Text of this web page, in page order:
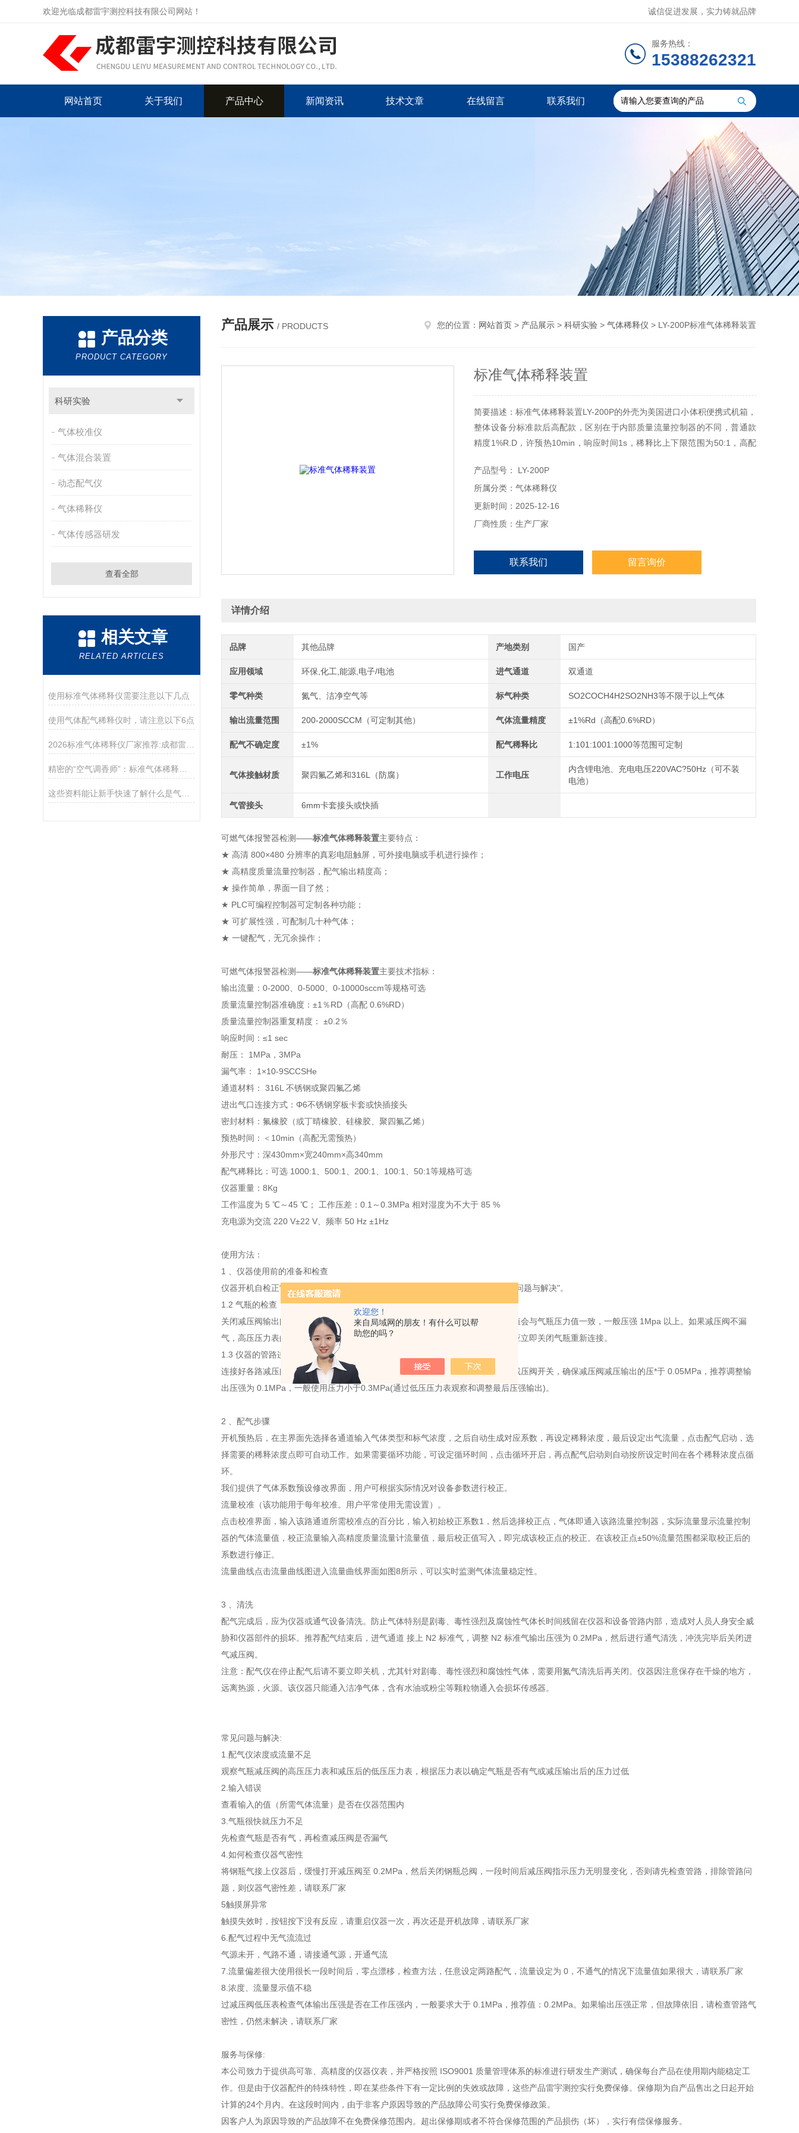
欢迎您！
来自局域网的朋友！有什么可以帮
助您的吗？
欢迎光临成都雷宇测控科技有限公司网站！ 诚信促进发展，实力铸就品牌
服务热线：
15388262321
网站首页 关于我们 产品中心 新闻资讯 技术文章 在线留言 联系我们
产品分类
PRODUCT CATEGORY
科研实验
气体校准仪
气体混合装置
动态配气仪
气体稀释仪
气体传感器研发
查看全部
相关文章
RELATED ARTICLES
使用标准气体稀释仪需要注意以下几点
使用气体配气稀释仪时，请注意以下6点
这些资料能让新手快速了解什么是气体稀释仪！
产品展示 / PRODUCTS 您的位置： 网站首页 > 产品展示 > 科研实验 > 气体稀释仪 > LY-200P标准气体稀释装置
标准气体稀释装置
简要描述：标准气体稀释装置LY-200P的外壳为美国进口小体积便携式机箱，
整体设备分标准款后高配款，区别在于内部质量流量控制器的不同，普通款
精度1%R.D，许预热10min，响应时间1s，稀释比上下限范围为50:1，高配
备可稀释多种标准气体，只需一台即可检测多种报警器，操作简单，自带校
准功能便于每年年检！
产品型号： LY-200P
所属分类：气体稀释仪
更新时间：2025-12-16
厂商性质：生产厂家
联系我们 留言询价
详情介绍
品牌 其他品牌 产地类别 国产
应用领域 环保,化工,能源,电子/电池 进气通道 双通道
零气种类 氮气、洁净空气等 标气种类 SO2COCH4H2SO2NH3等不限于以上气体
输出流量范围 200-2000SCCM（可定制其他） 气体流量精度 ±1%Rd（高配0.6%RD）
配气不确定度 ±1% 配气稀释比 1:101:1001:1000等范围可定制
气体接触材质 聚四氟乙烯和316L（防腐） 工作电压
内含锂电池、充电电压220VAC?50Hz（可不装
电池）
气管接头 6mm卡套接头或快插
可燃气体报警器检测——标准气体稀释装置主要特点：
★ 高清 800×480 分辨率的真彩电阻触屏，可外接电脑或手机进行操作；
★ 高精度质量流量控制器，配气输出精度高；
★ 操作简单，界面一目了然；
★ PLC可编程控制器可定制各种功能；
★ 可扩展性强，可配制几十种气体；
★ 一键配气，无冗余操作；
可燃气体报警器检测——标准气体稀释装置主要技术指标：
输出流量：0-2000、0-5000、0-10000sccm等规格可选
质量流量控制器准确度：±1％RD（高配 0.6%RD）
质量流量控制器重复精度： ±0.2％
响应时间：≤1 sec
耐压： 1MPa，3MPa
漏气率： 1×10-9SCCSHe
通道材料： 316L 不锈钢或聚四氟乙烯
进出气口连接方式：Φ6不锈钢穿板卡套或快插接头
密封材料：氟橡胶（或丁晴橡胶、硅橡胶、聚四氟乙烯）
预热时间：＜10min（高配无需预热）
外形尺寸：深430mm×宽240mm×高340mm
配气稀释比：可选 1000:1、500:1、200:1、100:1、50:1等规格可选
仪器重量：8Kg
工作温度为 5 ℃～45 ℃； 工作压差：0.1～0.3MPa 相对湿度为不大于 85 %
充电源为交流 220 V±22 V、频率 50 Hz ±1Hz
使用方法：
1 、仪器使用前的准备和检查
仪器开机自检正常后，通过触屏选择可直接进入配气界面。异常情况请参考“常见问题与解决"。
1.2 气瓶的检查
关闭减压阀输出阀，打开气瓶阀门，气瓶阀门打开后，减压阀高压压力表的压力值会与气瓶压力值一致，一般压强 1Mpa 以上。如果减压阀不漏
气，高压压力表的压力值会一直保持不变，有严重漏气时可听到明显的气流声，应立即关闭气瓶重新连接。
1.3 仪器的管路连接
连接好各路减压阀和仪器输入管路，并连接好仪器输出管路，然后缓缓开启每路减压阀开关，确保减压阀减压输出的压*于 0.05MPa，推荐调整输
出压强为 0.1MPa，一般使用压力小于0.3MPa(通过低压压力表观察和调整最后压强输出)。
2 、配气步骤
开机预热后，在主界面先选择各通道输入气体类型和标气浓度，之后自动生成对应系数，再设定稀释浓度，最后设定出气流量，点击配气启动，选
择需要的稀释浓度点即可自动工作。如果需要循环功能，可设定循环时间，点击循环开启，再点配气启动则自动按所设定时间在各个稀释浓度点循
环。
我们提供了气体系数预设修改界面，用户可根据实际情况对设备参数进行校正。
流量校准（该功能用于每年校准。用户平常使用无需设置）。
点击校准界面，输入该路通道所需校准点的百分比，输入初始校正系数1，然后选择校正点，气体即通入该路流量控制器，实际流量显示流量控制
器的气体流量值，校正流量输入高精度质量流量计流量值，最后校正值写入，即完成该校正点的校正。在该校正点±50%流量范围都采取校正后的
系数进行修正。
流量曲线点击流量曲线图进入流量曲线界面如图8所示，可以实时监测气体流量稳定性。
3 、清洗
配气完成后，应为仪器或通气设备清洗。防止气体特别是剧毒、毒性强烈及腐蚀性气体长时间残留在仪器和设备管路内部，造成对人员人身安全威
胁和仪器部件的损坏。推荐配气结束后，进气通道 接上 N2 标准气，调整 N2 标准气输出压强为 0.2MPa，然后进行通气清洗，冲洗完毕后关闭进
气减压阀。
注意：配气仪在停止配气后请不要立即关机，尤其针对剧毒、毒性强烈和腐蚀性气体，需要用氮气清洗后再关闭。仪器因注意保存在干燥的地方，
远离热源，火源。该仪器只能通入洁净气体，含有水油或粉尘等颗粒物通入会损坏传感器。
常见问题与解决:
1.配气仪浓度或流量不足
观察气瓶减压阀的高压压力表和减压后的低压压力表，根据压力表以确定气瓶是否有气或减压输出后的压力过低
2.输入错误
查看输入的值（所需气体流量）是否在仪器范围内
3.气瓶很快就压力不足
先检查气瓶是否有气，再检查减压阀是否漏气
4.如何检查仪器气密性
将钢瓶气接上仪器后，缓慢打开减压阀至 0.2MPa，然后关闭钢瓶总阀，一段时间后减压阀指示压力无明显变化，否则请先检查管路，排除管路问
题，则仪器气密性差，请联系厂家
5触摸屏异常
触摸失效时，按钮按下没有反应，请重启仪器一次，再次还是开机故障，请联系厂家
6.配气过程中无气流流过
气源未开，气路不通，请接通气源，开通气流
7.流量偏差很大使用很长一段时间后，零点漂移，检查方法，任意设定两路配气，流量设定为 0，不通气的情况下流量值如果很大，请联系厂家
8.浓度、流量显示值不稳
过减压阀低压表检查气体输出压强是否在工作压强内，一般要求大于 0.1MPa，推荐值：0.2MPa。如果输出压强正常，但故障依旧，请检查管路气
密性，仍然未解决，请联系厂家
服务与保修:
本公司致力于提供高可靠、高精度的仪器仪表，并严格按照 ISO9001 质量管理体系的标准进行研发生产测试，确保每台产品在使用期内能稳定工
作。但是由于仪器配件的特殊特性，即在某些条件下有一定比例的失效或故障，这些产品雷宇测控实行免费保修。保修期为自产品售出之日起开始
计算的24个月内。在这段时间内，由于非客户原因导致的产品故障公司实行免费保修政策。
因客户人为原因导致的产品故障不在免费保修范围内。超出保修期或者不符合保修范围的产品损伤（坏），实行有偿保修服务。